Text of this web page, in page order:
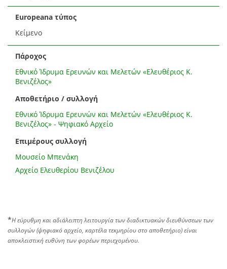
Europeana τύπος
Κείμενο
Πάροχος
Εθνικό Ίδρυμα Ερευνών και Μελετών «Ελευθέριος Κ.
Βενιζέλος»
Αποθετήριο / συλλογή
Εθνικό Ίδρυμα Ερευνών και Μελετών «Ελευθέριος Κ.
Βενιζέλος» - Ψηφιακό Αρχείο
Επιμέρους συλλογή
Μουσείο Μπενάκη
Αρχείο Ελευθερίου Βενιζέλου
*Η εύρυθμη και αδιάλειπτη λειτουργία των διαδικτυακών διευθύνσεων των
συλλογών (ψηφιακό αρχείο, καρτέλα τεκμηρίου στο αποθετήριο) είναι
αποκλειστική ευθύνη των φορέων περιεχομένου.